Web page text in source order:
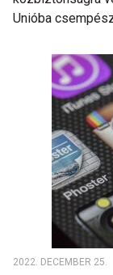
Unióba
2022. DECEMBER 25.